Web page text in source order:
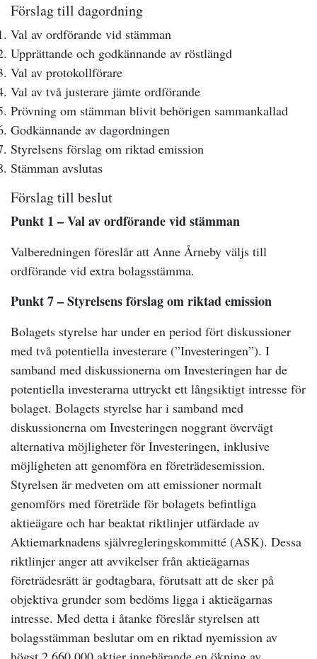
Förslag till dagordning
Val av ordförande vid stämman
Upprättande och godkännande av röstlängd
Val av protokollförare
Val av två justerare jämte ordförande
Prövning om stämman blivit behörigen sammankallad
Godkännande av dagordningen
Styrelsens förslag om riktad emission
Stämman avslutas
Förslag till beslut
Punkt 1 – Val av ordförande vid stämman
Valberedningen föreslår att Anne Årneby väljs till
ordförande vid extra bolagsstämma.
Punkt 7 – Styrelsens förslag om riktad emission
Bolagets styrelse har under en period fört diskussioner
med två potentiella investerare (”Investeringen”). I
samband med diskussionerna om Investeringen har de
potentiella investerarna uttryckt ett långsiktigt intresse för
bolaget. Bolagets styrelse har i samband med
diskussionerna om Investeringen noggrant övervägt
alternativa möjligheter för Investeringen, inklusive
möjligheten att genomföra en företrädesemission.
Styrelsen är medveten om att emissioner normalt
genomförs med företräde för bolagets befintliga
aktieägare och har beaktat riktlinjer utfärdade av
Aktiemarknadens självregleringskommitté (ASK). Dessa
riktlinjer anger att avvikelser från aktieägarnas
företrädesrätt är godtagbara, förutsatt att de sker på
objektiva grunder som bedöms ligga i aktieägarnas
intresse. Med detta i åtanke föreslår styrelsen att
bolagsstämman beslutar om en riktad nyemission av